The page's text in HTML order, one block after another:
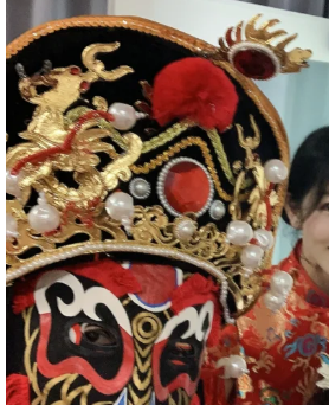
マジシャン派遣 パッショ
@comedy_illusion · 5 Aug
お疲れ様です
YouTubeを更新しました
https://youtu.be/
#企業公式がお疲れ様を言い
#チャンネル登録おねがいし
#愛媛県
#新居浜市
#幸福駅
#別子銅山
#鉱山観光列車
#四国
#愛媛観光